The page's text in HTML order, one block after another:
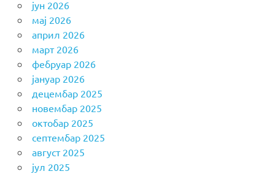
јун 2026
мај 2026
април 2026
март 2026
фебруар 2026
јануар 2026
децембар 2025
новембар 2025
октобар 2025
септембар 2025
август 2025
јул 2025